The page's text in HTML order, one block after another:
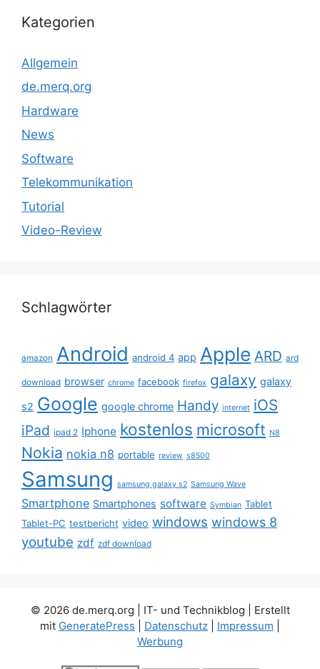
Kategorien
Allgemein
de.merq.org
Hardware
News
Software
Telekommunikation
Tutorial
Video-Review
Schlagwörter
amazon Android android 4 app Apple ARD ard
download browser chrome facebook firefox galaxy galaxy
s2 Google google chrome Handy internet iOS
iPad ipad 2 Iphone kostenlos microsoft N8
Nokia nokia n8 portable review s8500
Samsung samsung galaxy s2 Samsung Wave
Smartphone Smartphones software Symbian Tablet
Tablet-PC testbericht video windows windows 8
youtube zdf zdf download
© 2026 de.merq.org | IT- und Technikblog | Erstellt
mit GeneratePress Datenschutz Impressum
Werbung